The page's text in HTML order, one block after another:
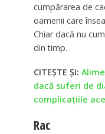
cumpărarea de
oamenii care
Chiar dacă nu
din timp.
CITEȘTE ȘI:
dacă suferi de
complicațiile
Rac